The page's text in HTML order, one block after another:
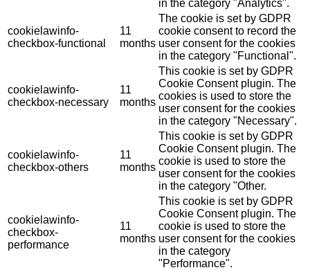
in the category "Analytics".
cookielawinfo-
checkbox-functional
11
months
The cookie is set by GDPR
cookie consent to record the
user consent for the cookies
in the category "Functional".
cookielawinfo-
checkbox-necessary
11
months
This cookie is set by GDPR
Cookie Consent plugin. The
cookies is used to store the
user consent for the cookies
in the category "Necessary".
cookielawinfo-
checkbox-others
11
months
This cookie is set by GDPR
Cookie Consent plugin. The
cookie is used to store the
user consent for the cookies
in the category "Other.
cookielawinfo-
checkbox-
performance
11
months
This cookie is set by GDPR
Cookie Consent plugin. The
cookie is used to store the
user consent for the cookies
in the category
"Performance".